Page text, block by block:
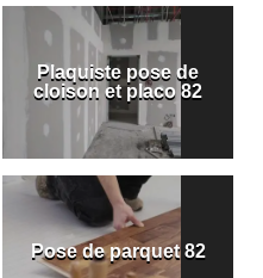
Plaquiste pose de
cloison et placo 82
Pose de parquet 82